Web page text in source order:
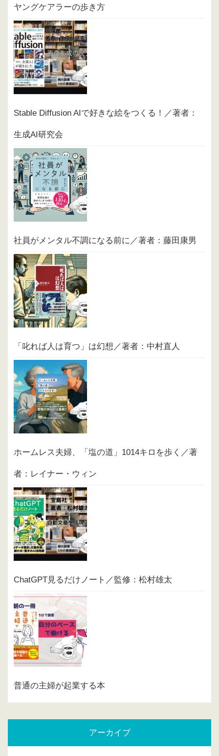
ヤングケアラーの歩き方
Stable Diffusion AIで好きな絵をつくる！／著者：
生成AI研究会
社員がメンタル不調になる前に／著者：藤田康男
「叱れば人は育つ」は幻想／著者：中村直人
ホームレス夫婦、「塩の道」1014キロを歩く／著
者：レイナー・ウィン
ChatGPT見るだけノート／監修：松村雄太
普通の主婦が起業する本
アーカイブ